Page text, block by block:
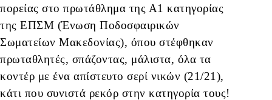
πορείας στο πρωτάθλημα της Α1 κατηγορίας
της ΕΠΣΜ (Ένωση Ποδοσφαιρικών
Σωματείων Μακεδονίας), όπου στέφθηκαν
πρωταθλητές, σπάζοντας, μάλιστα, όλα τα
κοντέρ με ένα απίστευτο σερί νικών (21/21),
κάτι που συνιστά ρεκόρ στην κατηγορία τους!